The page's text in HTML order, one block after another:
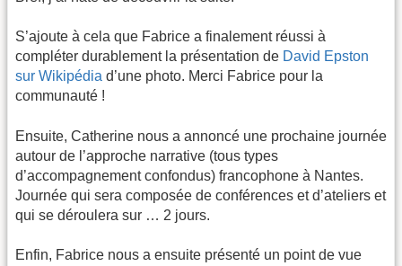
S’ajoute à cela que Fabrice a finalement réussi à
compléter durablement la présentation de David Epston
sur Wikipédia d’une photo. Merci Fabrice pour la
communauté !
Ensuite, Catherine nous a annoncé une prochaine journée
autour de l’approche narrative (tous types
d’accompagnement confondus) francophone à Nantes.
Journée qui sera composée de conférences et d’ateliers et
qui se déroulera sur … 2 jours.
Enfin, Fabrice nous a ensuite présenté un point de vue